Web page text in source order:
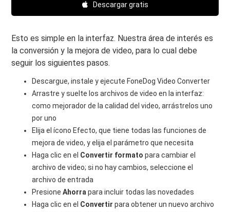
Descargar gratis
Esto es simple en la interfaz. Nuestra área de interés es
la conversión y la mejora de video, para lo cual debe
seguir los siguientes pasos.
Descargue, instale y ejecute FoneDog Video Converter
Arrastre y suelte los archivos de video en la interfaz:
como mejorador de la calidad del video, arrástrelos uno
por uno
Elija el ícono Efecto, que tiene todas las funciones de
mejora de video, y elija el parámetro que necesita
Haga clic en el Convertir formato para cambiar el
archivo de video; si no hay cambios, seleccione el
archivo de entrada
PresioneAhorra para incluir todas las novedades
Haga clic en el Convertir para obtener un nuevo archivo